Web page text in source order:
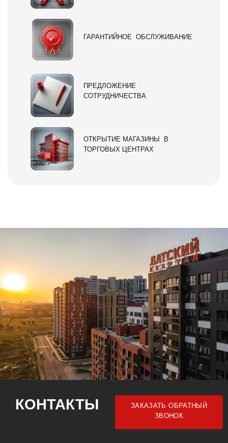
ГАРАНТИЙНОЕ ОБСЛУЖИВАНИЕ
ПРЕДЛОЖЕНИЕ
СОТРУДНИЧЕСТВА
ОТКРЫТИЕ МАГАЗИНЫ В
ТОРГОВЫХ ЦЕНТРАХ
КОНТАКТЫ
ЗАКАЗАТЬ ОБРАТНЫЙ
ЗВОНОК